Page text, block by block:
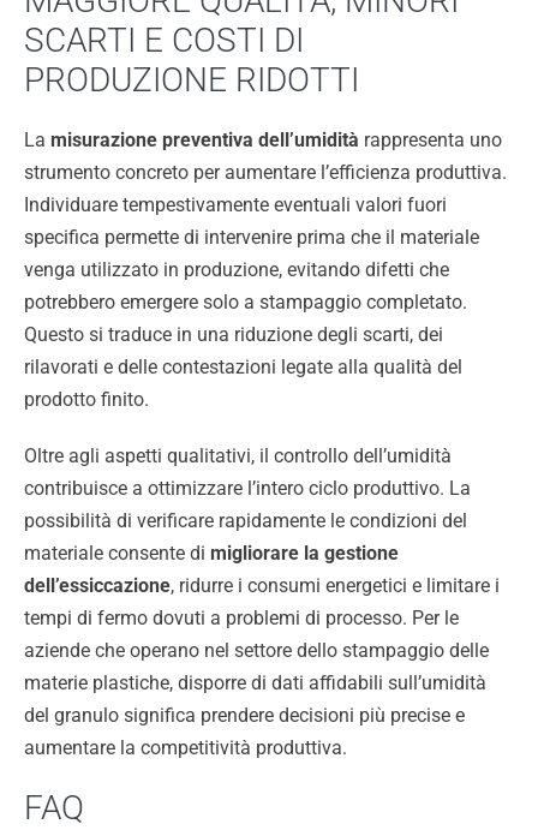
SCARTI E COSTI DI
PRODUZIONE RIDOTTI
La misurazione preventiva dell’umidità rappresenta uno
strumento concreto per aumentare l’efficienza produttiva.
Individuare tempestivamente eventuali valori fuori
specifica permette di intervenire prima che il materiale
venga utilizzato in produzione, evitando difetti che
potrebbero emergere solo a stampaggio completato.
Questo si traduce in una riduzione degli scarti, dei
rilavorati e delle contestazioni legate alla qualità del
prodotto finito.
Oltre agli aspetti qualitativi, il controllo dell’umidità
contribuisce a ottimizzare l’intero ciclo produttivo. La
possibilità di verificare rapidamente le condizioni del
materiale consente di migliorare la gestione
dell’essiccazione, ridurre i consumi energetici e limitare i
tempi di fermo dovuti a problemi di processo. Per le
aziende che operano nel settore dello stampaggio delle
materie plastiche, disporre di dati affidabili sull’umidità
del granulo significa prendere decisioni più precise e
aumentare la competitività produttiva.
FAQ